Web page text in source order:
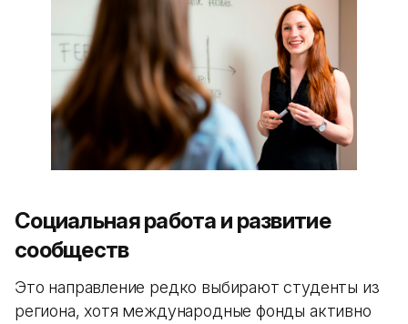
Социальная работа и развитие
сообществ
Это направление редко выбирают студенты из
региона, хотя международные фонды активно